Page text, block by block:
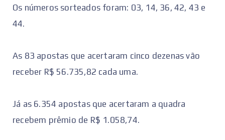
Os números sorteados foram: 03, 14, 36, 42, 43 e
44.
As 83 apostas que acertaram cinco dezenas vão
receber R$ 56.735,82 cada uma.
Já as 6.354 apostas que acertaram a quadra
recebem prêmio de R$ 1.058,74.